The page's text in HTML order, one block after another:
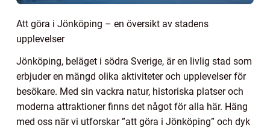
Att göra i Jönköping – en översikt av stadens
upplevelser
Jönköping, beläget i södra Sverige, är en livlig stad som
erbjuder en mängd olika aktiviteter och upplevelser för
besökare. Med sin vackra natur, historiska platser och
moderna attraktioner finns det något för alla här. Häng
med oss när vi utforskar ”att göra i Jönköping” och dyk